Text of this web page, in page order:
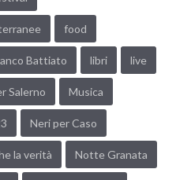
food
Battiato libri live
Salerno Musica
Neri per Caso
la verità Notte Granata